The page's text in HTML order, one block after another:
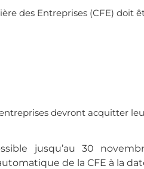
des Entreprises (CFE) doit
devront acquitter
jusqu’au 30
de la CFE à la